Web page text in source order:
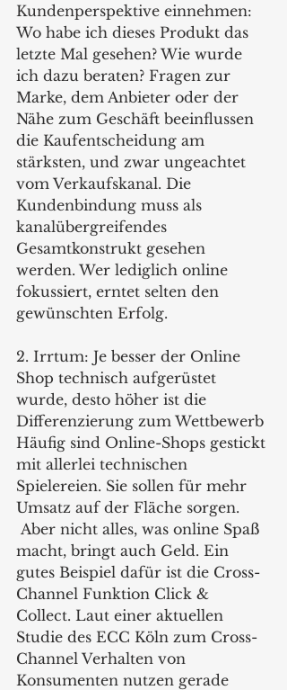
Kundenperspektive einnehmen:
Wo habe ich dieses Produkt das
letzte Mal gesehen? Wie wurde
ich dazu beraten? Fragen zur
Marke, dem Anbieter oder der
Nähe zum Geschäft beeinflussen
die Kaufentscheidung am
stärksten, und zwar ungeachtet
vom Verkaufskanal. Die
Kundenbindung muss als
kanalübergreifendes
Gesamtkonstrukt gesehen
werden. Wer lediglich online
fokussiert, erntet selten den
gewünschten Erfolg.
2. Irrtum: Je besser der Online
Shop technisch aufgerüstet
wurde, desto höher ist die
Differenzierung zum Wettbewerb
Häufig sind Online-Shops gestickt
mit allerlei technischen
Spielereien. Sie sollen für mehr
Umsatz auf der Fläche sorgen.
Aber nicht alles, was online Spaß
macht, bringt auch Geld. Ein
gutes Beispiel dafür ist die Cross-
Channel Funktion Click &
Collect. Laut einer aktuellen
Studie des ECC Köln zum Cross-
Channel Verhalten von
Konsumenten nutzen gerade